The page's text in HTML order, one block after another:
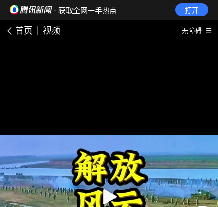
· 获取全网一手热点 打开
首页 视频 无障碍